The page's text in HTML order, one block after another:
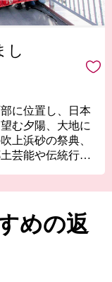
し
に位置し、日本
む夕陽、大地に
上浜砂の祭典、
芸能や伝統行
力ある特産品を
さつま市を知っ
。
めの返